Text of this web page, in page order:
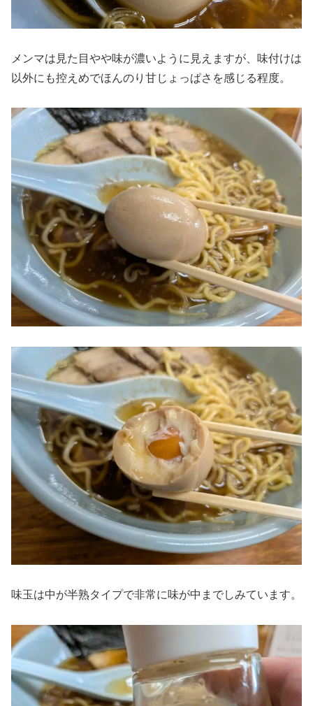
メンマは見た目やや味が濃いように見えますが、味付けは
以外にも控えめでほんのり甘じょっぱさを感じる程度。
味玉は中が半熟タイプで非常に味が中までしみています。